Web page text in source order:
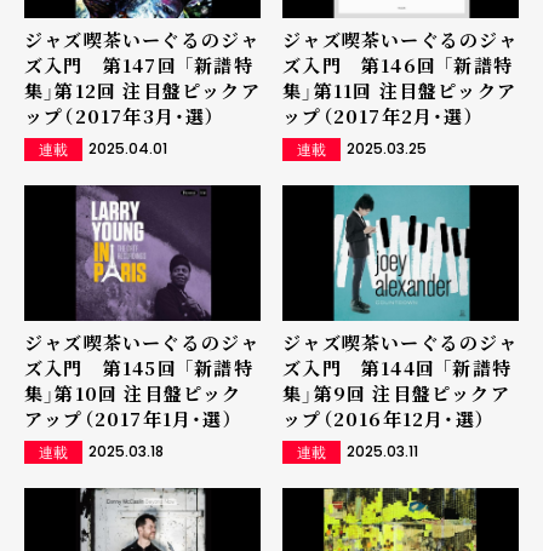
ジャズ喫茶いーぐるのジャ
ズ入門 第147回 「新譜特
集」第12回 注目盤ピックア
ップ（2017年3月・選）
連載 2025.04.01
ジャズ喫茶いーぐるのジャ
ズ入門 第146回 「新譜特
集」第11回 注目盤ピックア
ップ（2017年2月・選）
連載 2025.03.25
ジャズ喫茶いーぐるのジャ
ズ入門 第145回 「新譜特
集」第10回 注目盤ピック
アップ（2017年1月・選）
連載 2025.03.18
ジャズ喫茶いーぐるのジャ
ズ入門 第144回 「新譜特
集」第9回 注目盤ピックア
ップ（2016年12月・選）
連載 2025.03.11